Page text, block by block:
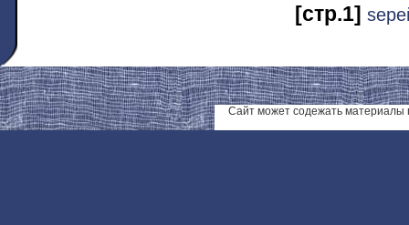
[стр.1]
Сайт может содежать материалы